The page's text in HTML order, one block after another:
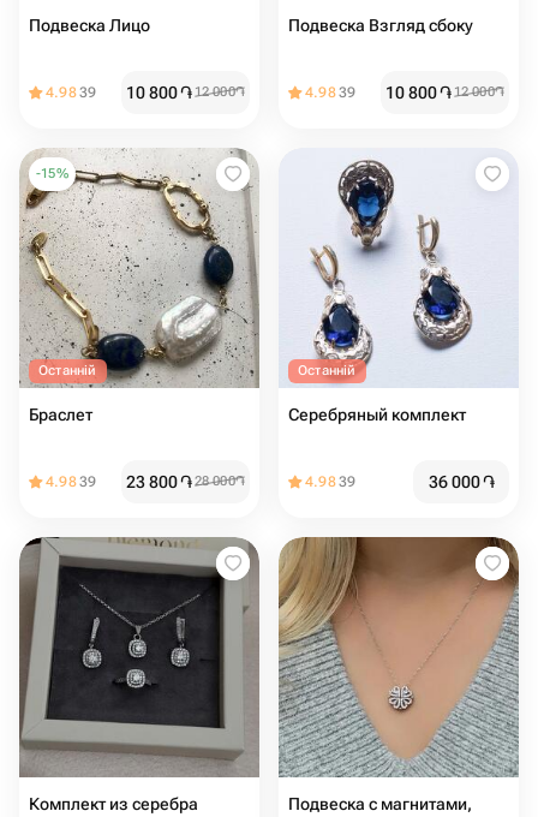
Подвеска Лицо
4.9839 10 800֏12 000֏
Подвеска Взгляд сбоку
4.9839 10 800֏12 000֏
-15%
Останній
Браслет
4.9839 23 800֏28 000֏
Останній
Серебряный комплект
4.9839 36 000֏
Комплект из серебра
Подвеска с магнитами,